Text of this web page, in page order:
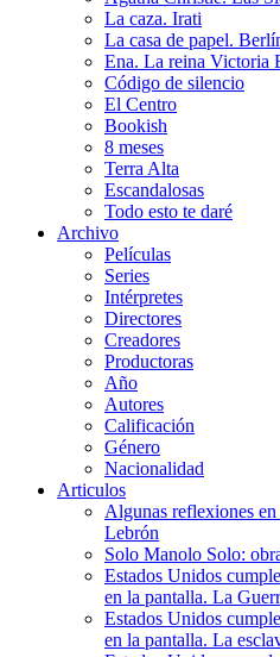
La caza. Irati
La casa de papel.
Ena. La reina Victoria
Código de silencio
El Centro
Bookish
8 meses
Terra Alta
Escandalosas
Todo esto te daré
Archivo
Películas
Series
Intérpretes
Directores
Creadores
Productoras
Año
Autores
Calificación
Género
Nacionalidad
Articulos
Algunas reflexiones
Lebrón
Solo Manolo Solo:
Estados Unidos
en la pantalla. La
Estados Unidos
en la pantalla. La